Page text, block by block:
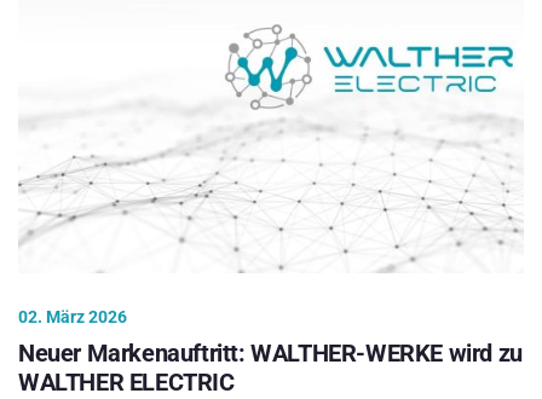
02. März 2026
Neuer Markenauftritt: WALTHER-WERKE wird zu
WALTHER ELECTRIC